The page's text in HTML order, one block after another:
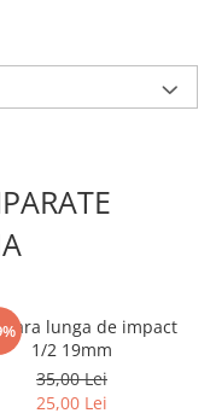
lunga de impact
1/2 19mm
35,00 Lei
25,00 Lei